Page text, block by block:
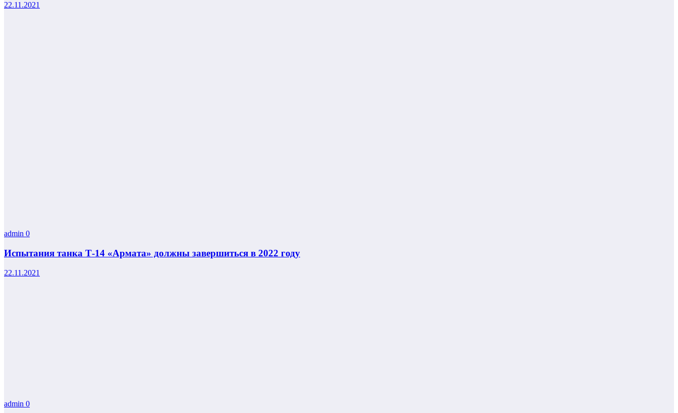
22.11.2021
admin 0
Испытания танка Т-14 «Армата» должны завершиться в 2022 году
22.11.2021
admin 0